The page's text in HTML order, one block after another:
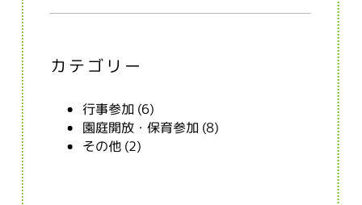
カテゴリー
行事参加 (6)
園庭開放・保育参加 (8)
その他 (2)